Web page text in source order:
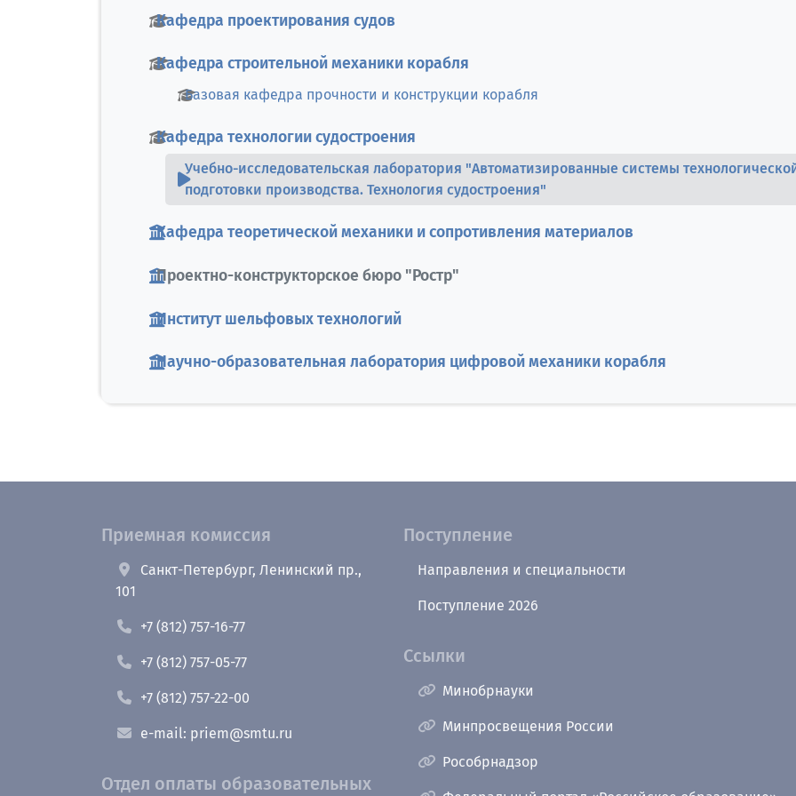
Кафедра проектирования судов
Кафедра строительной механики корабля
Базовая кафедра прочности и конструкции корабля
Кафедра технологии судостроения
Учебно-исследовательская лаборатория "Автоматизированные системы
подготовки производства. Технология судостроения"
Кафедра теоретической механики и сопротивления материалов
Проектно-конструкторское бюро "Ростр"
Институт шельфовых технологий
Научно-образовательная лаборатория цифровой механики корабля
Приемная комиссия
Санкт-Петербург, Ленинский пр.,
101
+7 (812) 757-16-77
+7 (812) 757-05-77
+7 (812) 757-22-00
e-mail: priem@smtu.ru
Отдел оплаты образовательных
Поступление
Направления и специальности
Поступление 2026
Ссылки
Минобрнауки
Минпросвещения России
Рособрнадзор